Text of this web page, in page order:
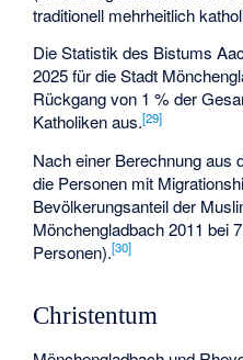
traditionell mehrheitlich
Die Statistik des Bistums
2025 für die Stadt
Rückgang von 1 % der
Katholiken aus.[29]
Nach einer Berechnung aus
die Personen mit
Bevölkerungsanteil der
Mönchengladbach 2011 bei
Personen).[30]
Christentum